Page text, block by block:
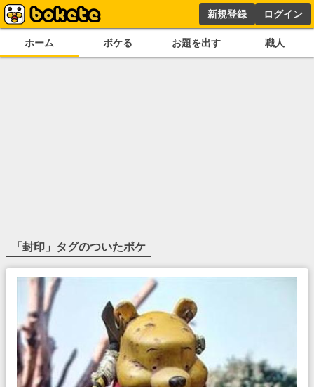
新規登録 ログイン
ホーム ボケる お題を出す 職人
「封印 」タグのついたボケ